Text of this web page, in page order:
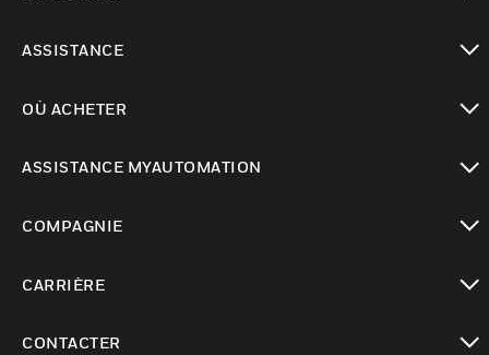
ASSISTANCE
OÙ ACHETER
ASSISTANCE MYAUTOMATION
COMPAGNIE
CARRIÈRE
CONTACTER